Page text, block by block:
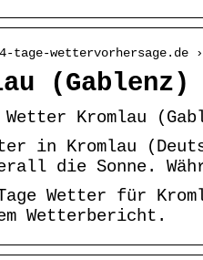
wettervorhersage.de ›
Wetter Kromlau
in Kromlau
die Sonne.
Wetter für
Wetterbericht.